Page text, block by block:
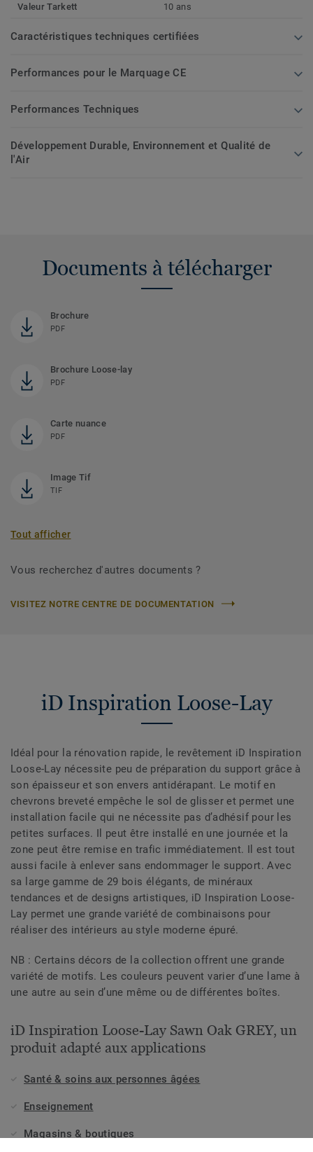
Valeur Tarkett 10 ans
Caractéristiques techniques certifiées
Performances pour le Marquage CE
Performances Techniques
Développement Durable, Environnement et Qualité de
l'Air
Documents à télécharger
Brochure
PDF
Brochure Loose-lay
PDF
Carte nuance
PDF
Image Tif
TIF
Tout afficher
Vous recherchez d'autres documents ?
VISITEZ NOTRE CENTRE DE DOCUMENTATION
iD Inspiration Loose-Lay
Idéal pour la rénovation rapide, le revêtement iD Inspiration
Loose-Lay nécessite peu de préparation du support grâce à
son épaisseur et son envers antidérapant. Le motif en
chevrons breveté empêche le sol de glisser et permet une
installation facile qui ne nécessite pas d’adhésif pour les
petites surfaces. Il peut être installé en une journée et la
zone peut être remise en trafic immédiatement. Il est tout
aussi facile à enlever sans endommager le support. Avec
sa large gamme de 29 bois élégants, de minéraux
tendances et de designs artistiques, iD Inspiration Loose-
Lay permet une grande variété de combinaisons pour
réaliser des intérieurs au style moderne épuré.
NB : Certains décors de la collection offrent une grande
variété de motifs. Les couleurs peuvent varier d’une lame à
une autre au sein d’une même ou de différentes boîtes.
iD Inspiration Loose-Lay Sawn Oak GREY, un
produit adapté aux applications
Santé & soins aux personnes âgées
Enseignement
Magasins & boutiques